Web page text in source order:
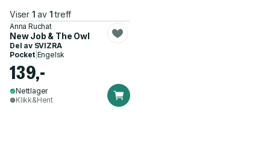
Viser 1 av 1 treff
Anna Ruchat
New Job & The Owl
Del av SVIZRA
Pocket| Engelsk
139,-
Nettlager
Klikk&Hent